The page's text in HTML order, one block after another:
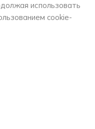
использовать
cookie-